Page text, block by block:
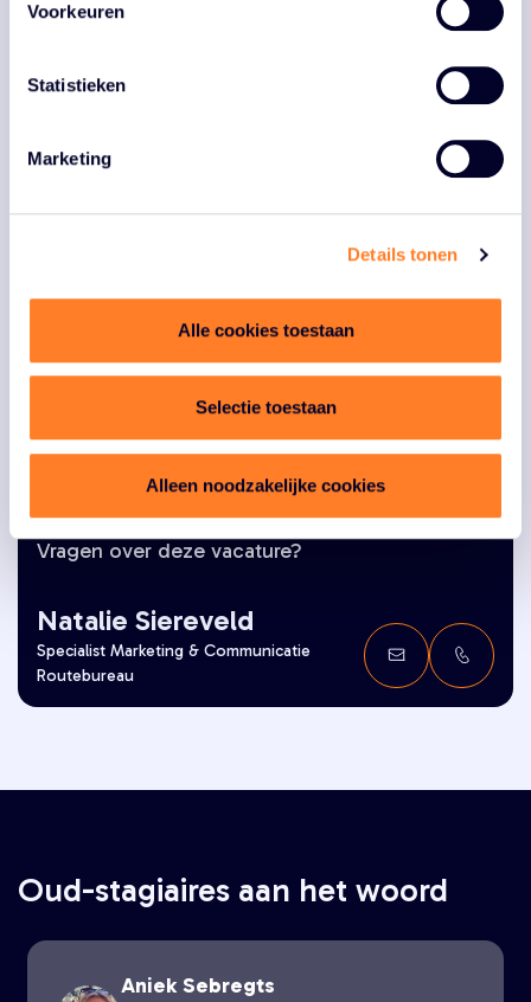
Voorkeuren
Statistieken
Marketing
Details tonen
Alle cookies toestaan
Selectie toestaan
Alleen noodzakelijke cookies
Vragen over deze vacature?
Natalie Siereveld
Specialist Marketing & Communicatie
Routebureau
Oud-stagiaires aan het woord
Aniek Sebregts